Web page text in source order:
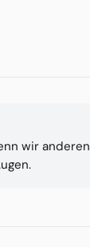
wir anderen